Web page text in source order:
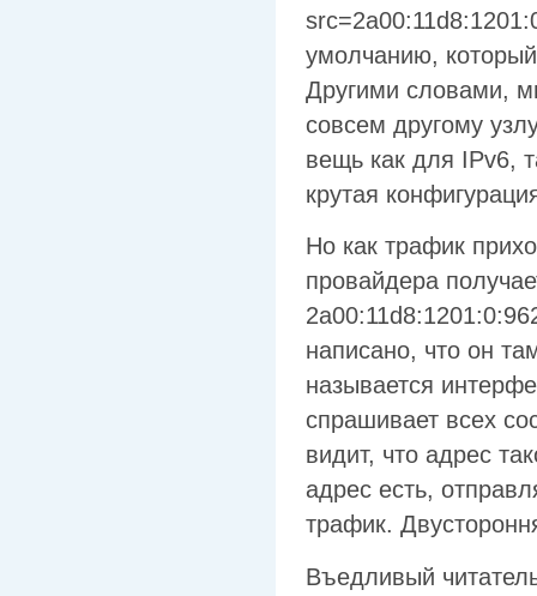
умолчанию,
Другими словами,
совсем другому
вещь как для IPv6,
крутая
Но как трафик
провайдера
написано, что он
называется
спрашивает всех
видит, что адрес
адрес есть,
трафик.
Въедливый